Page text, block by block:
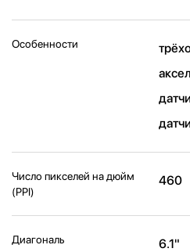
Особенности
Число пикселей на дюйм
(PPI)
460
Диагональ 6.1"